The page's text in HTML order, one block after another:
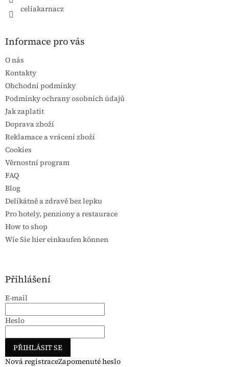
celiakarnacz
Informace pro vás
O nás
Kontakty
Obchodní podmínky
Podmínky ochrany osobních údajů
Jak zaplatit
Doprava zboží
Reklamace a vrácení zboží
Cookies
Věrnostní program
FAQ
Blog
Delikátně a zdravě bez lepku
Pro hotely, penziony a restaurace
How to shop
Wie Sie hier einkaufen können
Přihlášení
E-mail
Heslo
PŘIHLÁSIT SE
Nová registraceZapomenuté heslo